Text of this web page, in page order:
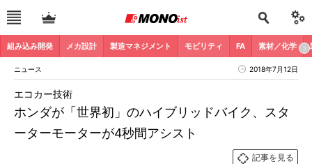
組み込み開発 メカ設計 製造マネジメント モビリティ FA 素材／化学
ニュース 2018年7月12日
ホンダが「世界初」のハイブリッドバイク、スタ
ーターモーターが4秒間アシスト
エコカー技術
記事を見る